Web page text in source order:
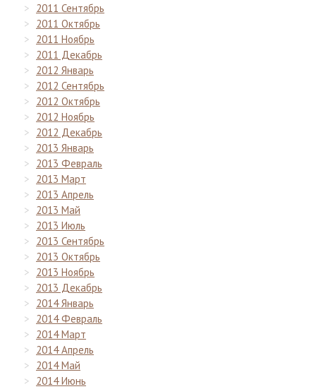
2011 Сентябрь
2011 Октябрь
2011 Ноябрь
2011 Декабрь
2012 Январь
2012 Сентябрь
2012 Октябрь
2012 Ноябрь
2012 Декабрь
2013 Январь
2013 Февраль
2013 Март
2013 Апрель
2013 Май
2013 Июль
2013 Сентябрь
2013 Октябрь
2013 Ноябрь
2013 Декабрь
2014 Январь
2014 Февраль
2014 Март
2014 Апрель
2014 Май
2014 Июнь